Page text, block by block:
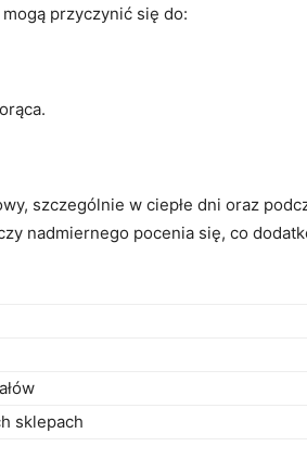
przyczynić‌ się​ do:
szczególnie w ciepłe dni oraz
nadmiernego pocenia się, co
sklepach